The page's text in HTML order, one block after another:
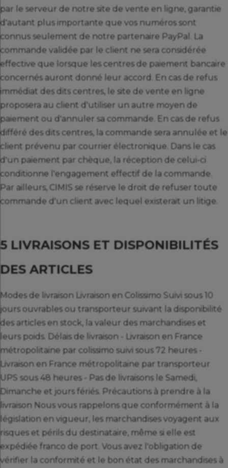
par le serveur de notre site de vente en ligne, garantie
d'autant plus importante que vos numéros sont
connus seulement de notre partenaire PayPal. La
commande validée par le client ne sera considérée
effective que lorsque les centres de paiement bancaire
concernés auront donné leur accord. En cas de refus
immédiat des dits centres, le site de vente en ligne
proposera au client d'utiliser un autre moyen de
paiement ou d'annuler sa commande. En cas de refus
différé des dits centres, la commande sera annulée et le
client prévenu par courrier électronique. Dans le cas
d'un paiement par chèque, la réception de celui-ci
conditionne l'engagement effectif de la commande.
Par ailleurs, CIMIS se réserve le droit de refuser toute
commande d'un client avec lequel existerait un litige.
5 LIVRAISONS ET DISPONIBILITÉS
DES ARTICLES
Modes de livraison Livraison en Colissimo Suivi sous 10
jours ouvrables ou transporteur suivant la disponibilité
des articles en stock, la valeur des marchandises et
leurs poids. Délais de livraison - Livraison en France
métropolitaine par colissimo suivi sous 72 heures -
Livraison en France métropolitaine par transporteur
UPS sous 48 heures - Pas de livraisons le Samedi,
Dimanche et jours fériés. Précautions à prendre à la
livraison Nous vous rappelons que conformément à la
législation en vigueur, les marchandises voyagent aux
risques et périls du destinataire, même si elle est
expédiée franco de port. Vous avez l'obligation de
vérifier la conformité et le bon état des marchandises à